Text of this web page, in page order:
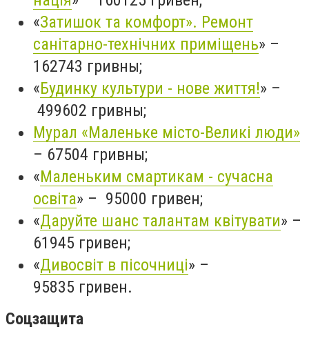
«Затишок та комфорт». Ремонт
санітарно-технічних приміщень» –
162743 гривны;
«Будинку культури - нове життя!» –
499602 гривны;
Мурал «Маленьке місто-Великі люди»
– 67504 гривны;
«Маленьким смартикам - сучасна
освіта» – 95000 гривен;
«Даруйте шанс талантам квітувати» –
61945 гривен;
«Дивосвіт в пісочниці» –
95835 гривен.
Соцзащита